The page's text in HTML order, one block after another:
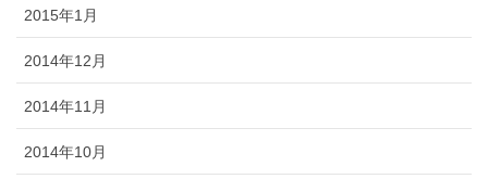
2015年1月
2014年12月
2014年11月
2014年10月